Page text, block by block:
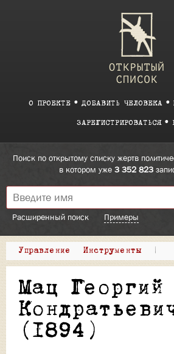
О ПРОЕКТЕ ДОБАВИТЬ ЧЕЛОВЕКА
ЗАРЕГИСТРИРОВАТЬСЯ
Поиск по открытому списку жертв
в котором уже 3 352 823
Расширенный поиск Примеры
Управление Инструменты |
Мац Георгий
(1894)